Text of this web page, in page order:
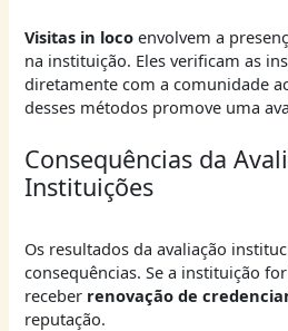
Visitas in loco envolvem a
na instituição. Eles verificam as
diretamente com a comunidade
desses métodos promove uma
Consequências da
Instituições
Os resultados da avaliação
consequências. Se a instituição
receber renovação de
reputação.